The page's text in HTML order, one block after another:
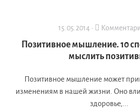
15.05.2014 ·
Позитивное мышление. 10
мыслить
Позитивное мышление может
изменениям в нашей жизни. Оно
здоровье,...